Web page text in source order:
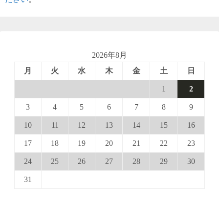
2026年8月
月
火 水 木 金 土 日
1 2
3 4 5 6 7 8 9
10 11 12 13 14 15 16
17 18 19 20 21 22 23
24 25 26 27 28 29 30
31